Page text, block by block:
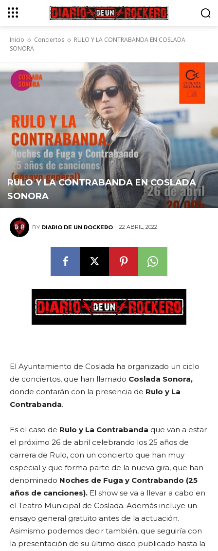
Inicio Conciertos
RULO Y LA CONTRABANDA EN COSLADA
SONORA
RULO Y LA CONTRABANDA EN COSLADA
SONORA
BY DIARIO DE UN ROCKERO 22 ABRIL, 2022
El Ayuntamiento de Coslada ha organizado un ciclo
de conciertos, que han llamado Coslada Sonora,
donde contarán con la presencia de Rulo y La
Contrabanda.
Es el caso de Rulo y La Contrabanda que van a estar
el próximo 26 de abril celebrando los 25 años de
carrera de Rulo, con un concierto que han muy
especial y que forma parte de la nueva gira, que han
denominado Noches de Fuga y Contrabando (25
años de canciones). El show se va a llevar a cabo en
el Teatro Municipal de Coslada. Además incluye un
ensayo general gratuito antes de la actuación.
Asimismo podemos decir también, que seguiría con
la presentación de su último disco publicado hasta la